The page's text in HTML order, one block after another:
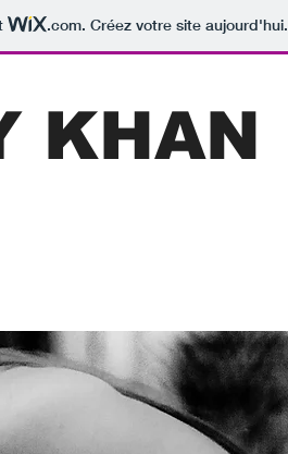
.com. Créez votre site aujourd'hui.
KHAN